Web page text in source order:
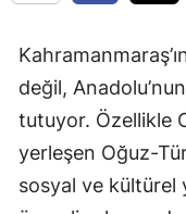
değil,
tutuyor. Özellikle
yerleşen Oğuz-
sosyal ve kültürel